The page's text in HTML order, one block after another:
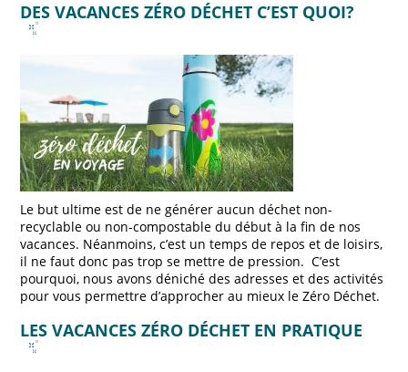
DES VACANCES ZÉRO DÉCHET C’EST QUOI?
Le but ultime est de ne générer aucun déchet non-
recyclable ou non-compostable du début à la fin de nos
vacances. Néanmoins, c’est un temps de repos et de loisirs,
il ne faut donc pas trop se mettre de pression. C’est
pourquoi, nous avons déniché des adresses et des activités
pour vous permettre d’approcher au mieux le Zéro Déchet.
LES VACANCES ZÉRO DÉCHET EN PRATIQUE